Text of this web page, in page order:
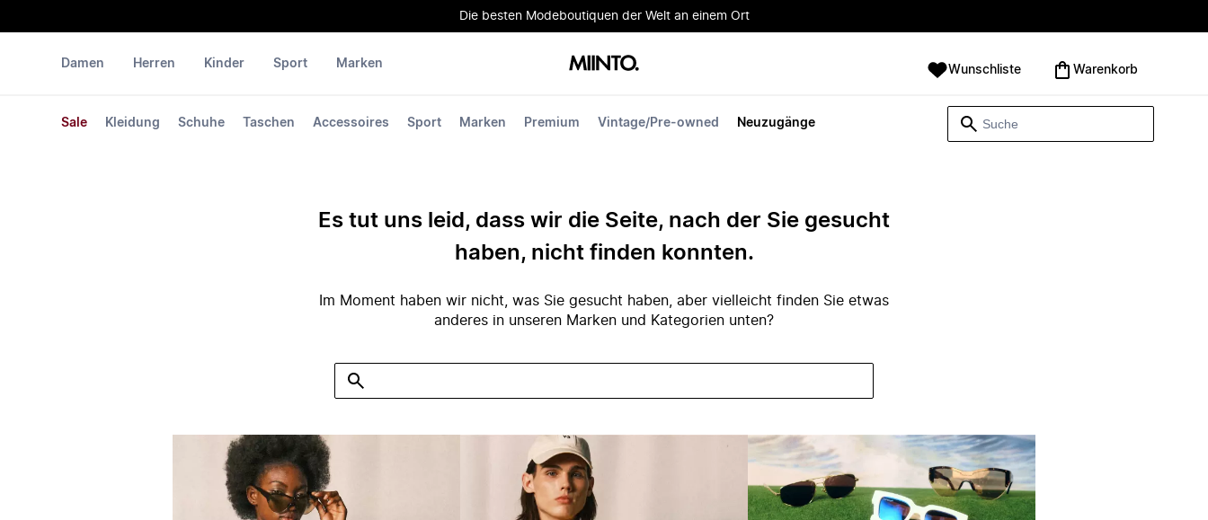
Die besten Modeboutiquen der Welt an einem Ort
Damen
Sale Kleidung Schuhe Taschen Accessoires Sport Marken Premium Vintage/Pre-owned Neuzugänge
Herren Kinder Sport Marken Wunschliste Warenkorb
Es tut uns leid, dass wir die Seite, nach der Sie gesucht
haben, nicht finden konnten.
Im Moment haben wir nicht, was Sie gesucht haben, aber vielleicht finden Sie etwas
anderes in unseren Marken und Kategorien unten?